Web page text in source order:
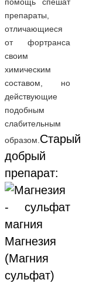
препараты,
отличающиеся
от фортранса
своим
химическим
составом, но
действующие
подобным
слабительным
образом. Старый
добрый
препарат:
Магнезия
(Магния
сульфат)